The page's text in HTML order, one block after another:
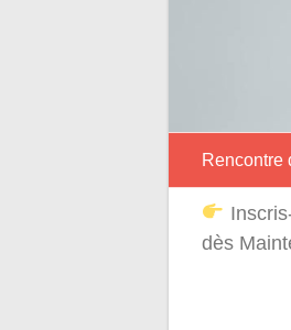
Rencontre
dès